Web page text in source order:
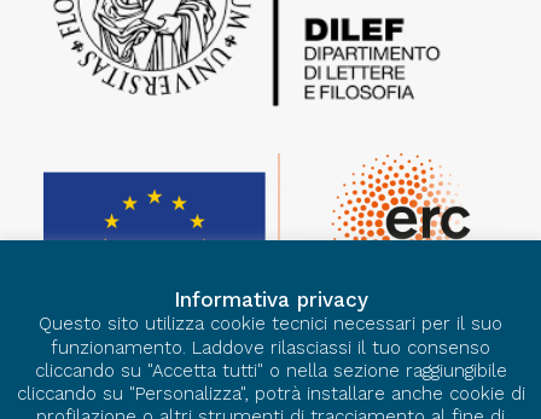
Informativa privacy
Questo sito utilizza cookie tecnici necessari per il suo
funzionamento. Laddove rilasciassi il tuo consenso
cliccando su "Accetta tutti" o nella sezione raggiungibile
cliccando su "Personalizza", potrà installare anche cookie di